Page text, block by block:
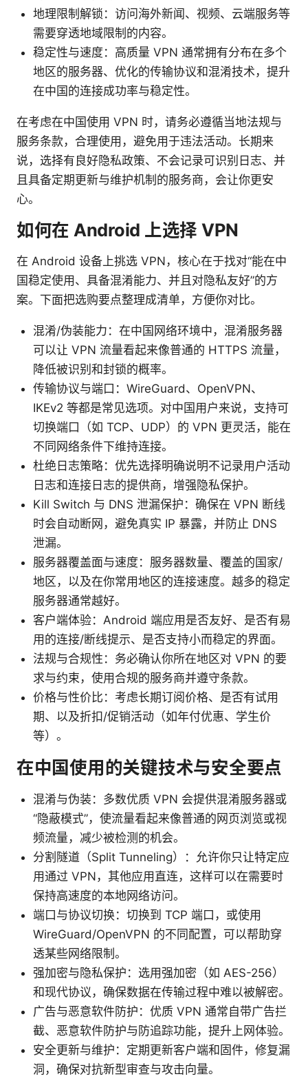
地理限制解锁：访问海外新闻、视频、云端服务等
需要穿透地域限制的内容。
稳定性与速度：高质量 VPN 通常拥有分布在多个
地区的服务器、优化的传输协议和混淆技术，提升
在中国的连接成功率与稳定性。
在考虑在中国使用 VPN 时，请务必遵循当地法规与
服务条款，合理使用，避免用于违法活动。长期来
说，选择有良好隐私政策、不会记录可识别日志、并
且具备定期更新与维护机制的服务商，会让你更安
心。
如何在 Android 上选择 VPN
在 Android 设备上挑选 VPN，核心在于找对“能在中
国稳定使用、具备混淆能力、并且对隐私友好”的方
案。下面把选购要点整理成清单，方便你对比。
混淆/伪装能力：在中国网络环境中，混淆服务器
可以让 VPN 流量看起来像普通的 HTTPS 流量，
降低被识别和封锁的概率。
传输协议与端口：WireGuard、OpenVPN、
IKEv2 等都是常见选项。对中国用户来说，支持可
切换端口（如 TCP、UDP）的 VPN 更灵活，能在
不同网络条件下维持连接。
杜绝日志策略：优先选择明确说明不记录用户活动
日志和连接日志的提供商，增强隐私保护。
Kill Switch 与 DNS 泄漏保护：确保在 VPN 断线
时会自动断网，避免真实 IP 暴露，并防止 DNS
泄漏。
服务器覆盖面与速度：服务器数量、覆盖的国家/
地区，以及在你常用地区的连接速度。越多的稳定
服务器通常越好。
客户端体验：Android 端应用是否友好、是否有易
用的连接/断线提示、是否支持小而稳定的界面。
法规与合规性：务必确认你所在地区对 VPN 的要
求与约束，使用合规的服务商并遵守条款。
价格与性价比：考虑长期订阅价格、是否有试用
期、以及折扣/促销活动（如年付优惠、学生价
等）。
在中国使用的关键技术与安全要点
混淆与伪装：多数优质 VPN 会提供混淆服务器或
“隐蔽模式”，使流量看起来像普通的网页浏览或视
频流量，减少被检测的机会。
分割隧道（Split Tunneling）：允许你只让特定应
用通过 VPN，其他应用直连，这样可以在需要时
保持高速度的本地网络访问。
端口与协议切换：切换到 TCP 端口，或使用
WireGuard/OpenVPN 的不同配置，可以帮助穿
透某些网络限制。
强加密与隐私保护：选用强加密（如 AES-256）
和现代协议，确保数据在传输过程中难以被解密。
广告与恶意软件防护：优质 VPN 通常自带广告拦
截、恶意软件防护与防追踪功能，提升上网体验。
安全更新与维护：定期更新客户端和固件，修复漏
洞，确保对抗新型审查与攻击向量。